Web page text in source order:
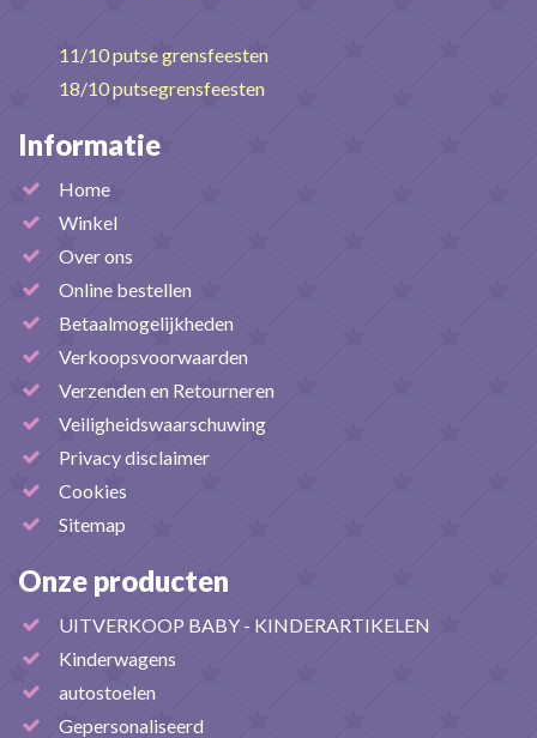
11/10 putse grensfeesten
18/10 putsegrensfeesten
Informatie
Home
Winkel
Over ons
Online bestellen
Betaalmogelijkheden
Verkoopsvoorwaarden
Verzenden en Retourneren
Veiligheidswaarschuwing
Privacy disclaimer
Cookies
Sitemap
Onze producten
UITVERKOOP BABY - KINDERARTIKELEN
Kinderwagens
autostoelen
Gepersonaliseerd